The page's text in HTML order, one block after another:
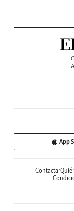
App
Contactar